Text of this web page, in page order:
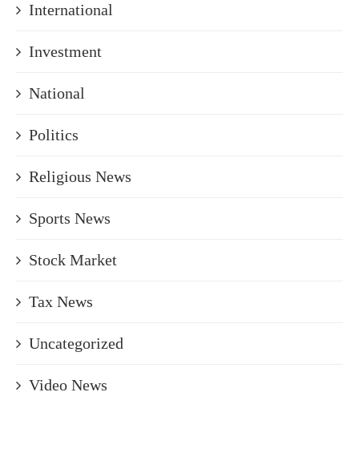
International
Investment
National
Politics
Religious News
Sports News
Stock Market
Tax News
Uncategorized
Video News